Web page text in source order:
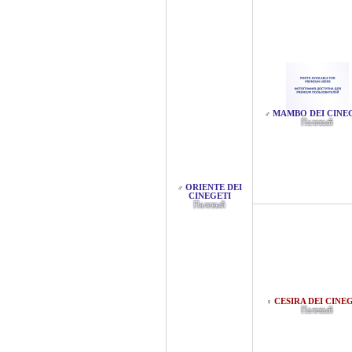
♂ ORIENTE DEI
CINEGETI
Палевый
♂ MAMBO DEI
Палевый
♀ CESIRA DEI
Палевый